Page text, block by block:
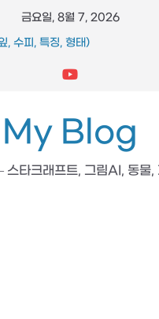
금요일, 8월 7, 2026
, 수피, 특징, 형태)
, 줄기, 형태, 특징)
My Blog
스타크래프트, 그림AI, 동물,